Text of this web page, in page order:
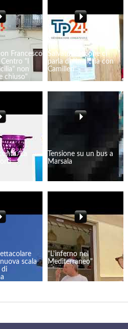
Francesco
"I
non
chiuso"
Salvatore Picone ci
parla di "In sicilia con
Camilleri"
La
Tensione su un bus a
Marsala
scala
di
"L'inferno nel
Mediterraneo"